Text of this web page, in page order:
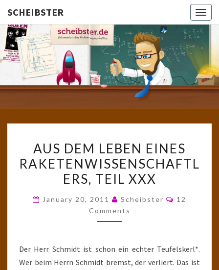
SCHEIBSTER
Gutbürgerliche
Reime Und
Mehr! In
Blogform.
School!
DEM
LEBEN
EINES
TEIL
AUS DEM LEBEN EINES
RAKETENWISSENSCHAFTL
ERS, TEIL XXX
January 20, 2011 Scheibster Comments
12
Comments
Der Herr Schmidt ist schon ein echter Teufelskerl*.
Wer beim Herrn Schmidt bremst, der verliert. Das ist